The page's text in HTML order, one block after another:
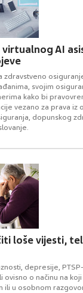
virtualnog AI
zdravstveno
svojim
kako bi
vezano za prava iz
dopunskog
loše vijesti,
depresije,
ovisno o načinu na
ili u osobnom